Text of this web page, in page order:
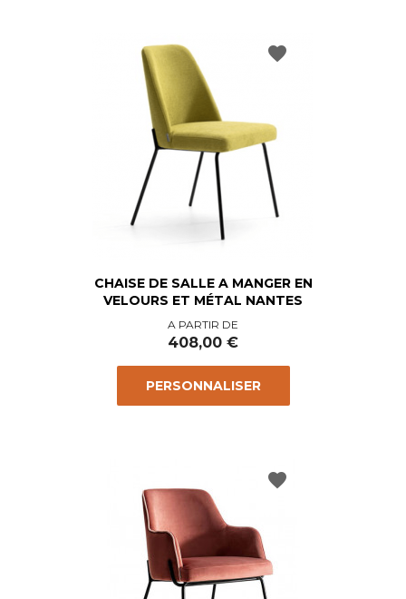
CHAISE DE SALLE A MANGER EN
VELOURS ET MÉTAL NANTES
Prix
A PARTIR DE
408,00 €
PERSONNALISER
favorite
favorite